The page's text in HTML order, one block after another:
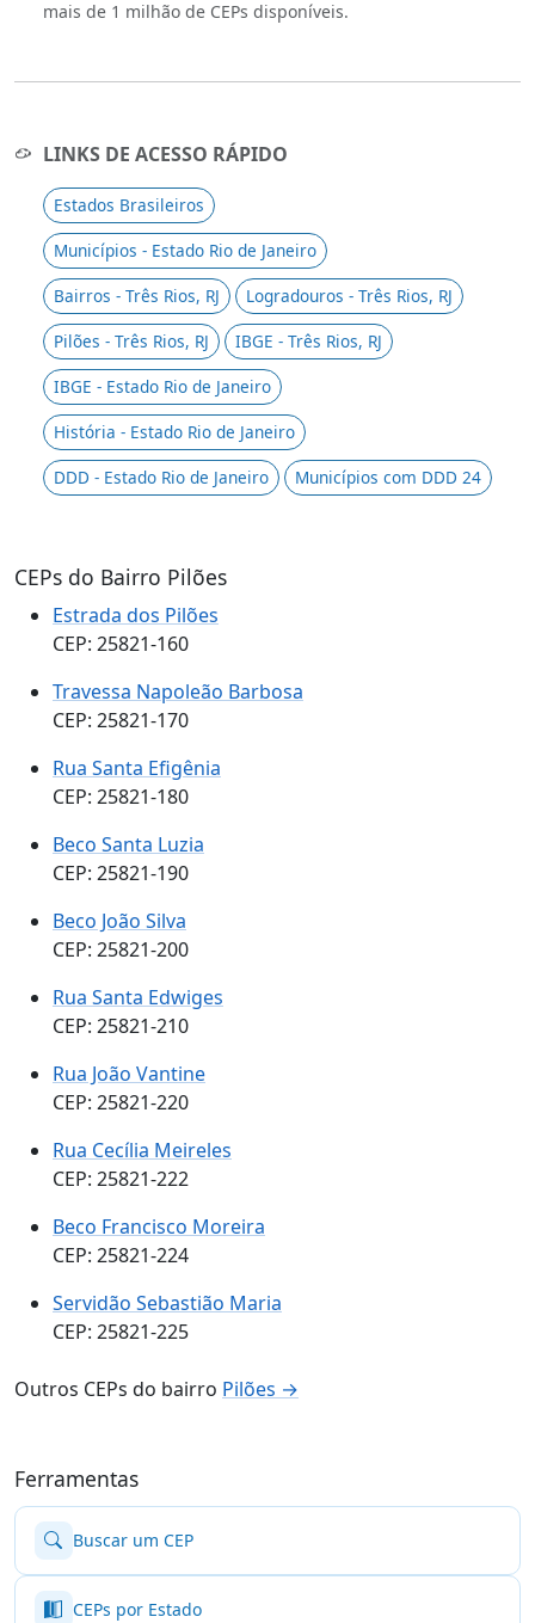
mais de 1 milhão de CEPs disponíveis.
LINKS DE ACESSO RÁPIDO
Estados Brasileiros
Municípios - Estado Rio de Janeiro
Bairros - Três Rios, RJ
Logradouros - Três Rios, RJ
Pilões - Três Rios, RJ
IBGE - Três Rios, RJ
IBGE - Estado Rio de Janeiro
História - Estado Rio de Janeiro
DDD - Estado Rio de Janeiro
Municípios com DDD 24
CEPs do Bairro Pilões
Estrada dos Pilões
CEP: 25821-160
Travessa Napoleão Barbosa
CEP: 25821-170
Rua Santa Efigênia
CEP: 25821-180
Beco Santa Luzia
CEP: 25821-190
Beco João Silva
CEP: 25821-200
Rua Santa Edwiges
CEP: 25821-210
Rua João Vantine
CEP: 25821-220
Rua Cecília Meireles
CEP: 25821-222
Beco Francisco Moreira
CEP: 25821-224
Servidão Sebastião Maria
CEP: 25821-225
Outros CEPs do bairro Pilões →
Ferramentas
Buscar um CEP
CEPs por Estado